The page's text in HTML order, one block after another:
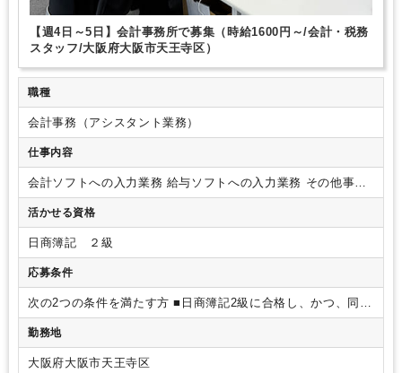
【週4日～5日】会計事務所で募集（時給1600円～/会計・税務
スタッフ/大阪府大阪市天王寺区）
職種
会計事務（アシスタント業務）
仕事内容
会計ソフトへの入力業務 給与ソフトへの入力業務 その他事務
所内総務、および税理士補助業務
活かせる資格
日商簿記 ２級
応募条件
次の2つの条件を満たす方 ■日商簿記2級に合格し、かつ、同一
企業での就業経験2年以上■普通運転免許所持者※TKC会計シ
ステム経験者歓迎
勤務地
大阪府大阪市天王寺区